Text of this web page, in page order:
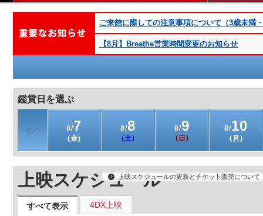
ご来館に際しての注意事項について（3歳未満
【8月】Breathe営業時間変更のお知らせ
鑑賞日を選ぶ
8/7
(金)
8/8
(土)
8/9
(日)
8/10
(月)
上映スケジュール
すべて表示 4DX上映
上映スケジュールの更新とチケット販売について